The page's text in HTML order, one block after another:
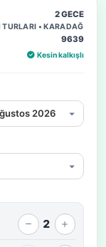
2 GECE
TURLARI • KARADAĞ
9639
Kesin kalkışlı
2